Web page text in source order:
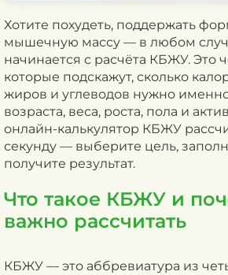
Хотите похудеть, поддержать
мышечную массу — в любом
начинается с расчёта КБЖУ. Это
которые подскажут, сколько
жиров и углеводов нужно
возраста, веса, роста, пола и
онлайн-калькулятор КБЖУ
секунду — выберите цель,
получите результат.
Что такое КБЖУ и
важно рассчитать
КБЖУ — это аббревиатура из